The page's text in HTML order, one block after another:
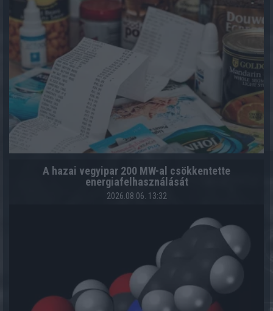
A hazai vegyipar 200 MW-al csökkentette
energiafelhasználását
2026.08.06. 13:32